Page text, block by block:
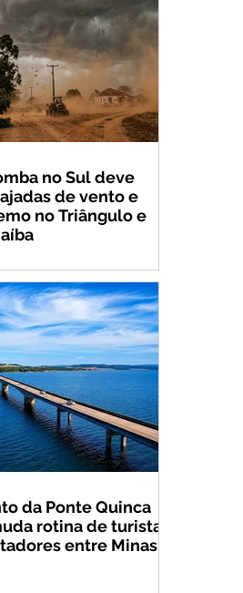
no Sul deve
de vento e
no Triângulo e
da Ponte Quinca
rotina de turistas
entre Minas e